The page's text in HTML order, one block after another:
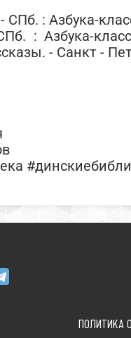
: Азбука-
: Азбука-
- Санкт -
ПОЛИТИКА